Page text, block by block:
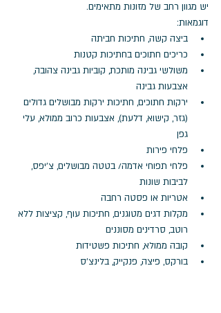
יש מגוון רחב של מזונות מתאימים.
דוגמאות:
ביצה קשה, חתיכות חביתה
כריכים חתוכים בחתיכות קטנות
משולשי גבינה מותכת, קוביות גבינה צהובה,
אצבעות גבינה
ירקות חתוכים, חתיכות ירקות מבושלים גדולים
(גזר, קישוא, דלעת), אצבעות כרוב ממולא, עלי
גפן
פלחי פירות
פלחי תפוחי אדמה/ בטטה מבושלים, צ'יפס,
לביבות שונות
אטריות או פסטה רחבה
מקלות דגים מטוגנים, חתיכות עוף, קציצות ללא
רוטב, סרדינים מסוננים
קובה ממולא, חתיכות פשטידות
בורקס, פיצה, פנקייק, בלינצ'ס